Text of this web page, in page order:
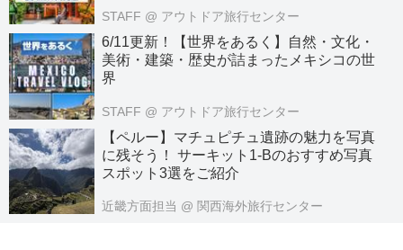
STAFF @ アウトドア旅行センター
6/11更新！【世界をあるく】自然・文化・
美術・建築・歴史が詰まったメキシコの世
界
STAFF @ アウトドア旅行センター
【ペルー】マチュピチュ遺跡の魅力を写真
に残そう！ サーキット1-Bのおすすめ写真
スポット3選をご紹介
近畿方面担当 @ 関西海外旅行センター